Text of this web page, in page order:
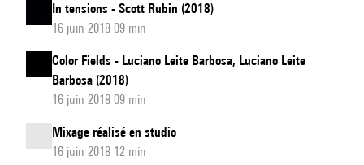
In tensions - Scott Rubin (2018)
16 juin 2018 09 min
Color Fields - Luciano Leite Barbosa, Luciano Leite
Barbosa (2018)
16 juin 2018 09 min
Mixage réalisé en studio
16 juin 2018 12 min